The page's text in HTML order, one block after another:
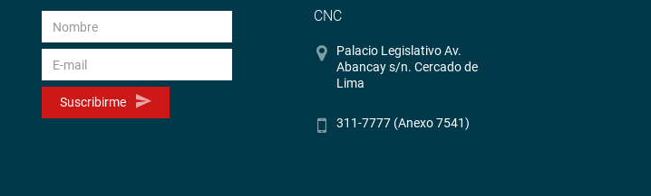
Suscribirme
CNC
Palacio Legislativo Av.
Abancay s/n. Cercado de
Lima
311-7777 (Anexo 7541)